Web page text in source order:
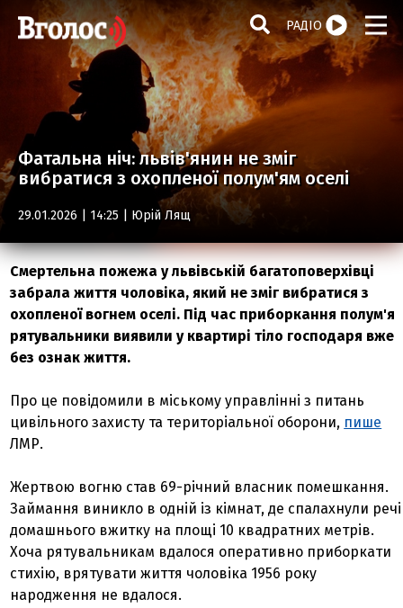
РАДІО
Фатальна ніч: львів'янин не зміг
вибратися з охопленої полум'ям оселі
29.01.2026 | 14:25 | Юрій Лящ
Смертельна пожежа у львівській багатоповерхівці
забрала життя чоловіка, який не зміг вибратися з
охопленої вогнем оселі. Під час приборкання полум'я
рятувальники виявили у квартирі тіло господаря вже
без ознак життя.
Про це повідомили в міському управлінні з питань
цивільного захисту та територіальної оборони, пише
ЛМР.
Жертвою вогню став 69-річний власник помешкання.
Займання виникло в одній із кімнат, де спалахнули речі
домашнього вжитку на площі 10 квадратних метрів.
Хоча рятувальникам вдалося оперативно приборкати
стихію, врятувати життя чоловіка 1956 року
народження не вдалося.